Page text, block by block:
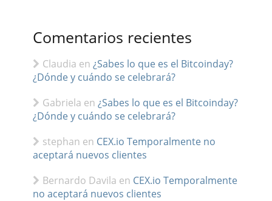
Comentarios recientes
Claudia en ¿Sabes lo que es el Bitcoinday?
¿Dónde y cuándo se celebrará?
Gabriela en ¿Sabes lo que es el Bitcoinday?
¿Dónde y cuándo se celebrará?
stephan en CEX.io Temporalmente no
aceptará nuevos clientes
Bernardo Davila en CEX.io Temporalmente
no aceptará nuevos clientes